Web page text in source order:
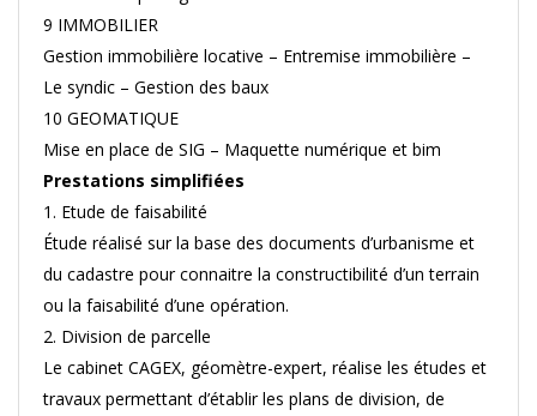
9 IMMOBILIER
Gestion immobilière locative – Entremise immobilière –
Le syndic – Gestion des baux
10 GEOMATIQUE
Mise en place de SIG – Maquette numérique et bim
Prestations simplifiées
1. Etude de faisabilité
Étude réalisé sur la base des documents d’urbanisme et
du cadastre pour connaitre la constructibilité d’un terrain
ou la faisabilité d’une opération.
2. Division de parcelle
Le cabinet CAGEX, géomètre-expert, réalise les études et
travaux permettant d’établir les plans de division, de